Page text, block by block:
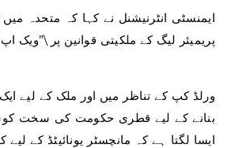
ایمنسٹی انٹرنیشنل نے کہا کہ متحدہ
پریمیئر لیگ کے ملکیتی قوانین پر \”ویک
بنانے کے لیے قطری حکومت کی سخت
ایسا لگتا ہے کہ مانچسٹر یونائیٹڈ کے